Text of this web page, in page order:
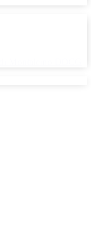
Montalcino DOCG